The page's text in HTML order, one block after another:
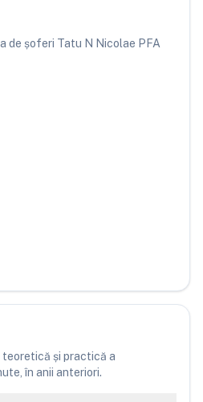
de șoferi Tatu N Nicolae PFA
teoretică și practică a
în anii anteriori.